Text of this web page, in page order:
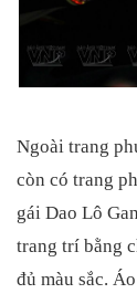
Ngoài trang
còn có trang
gái Dao Lô
trang trí bằng
đủ màu sắc.